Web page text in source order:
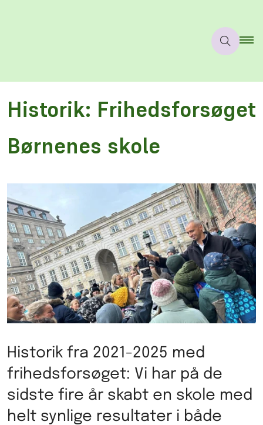
Historik: Frihedsforsøget
Børnenes skole
Historik fra 2021-2025 med
frihedsforsøget: Vi har på de
sidste fire år skabt en skole med
helt synlige resultater i både